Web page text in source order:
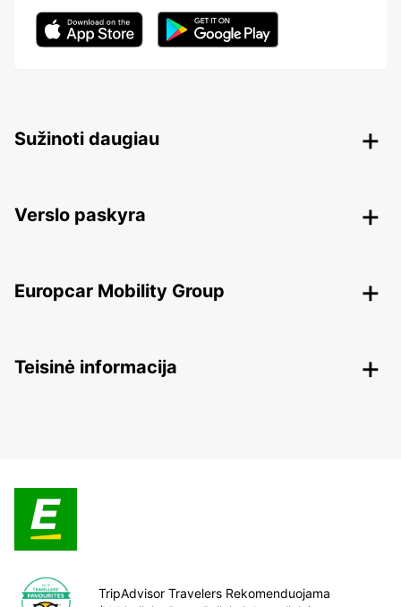
Sužinoti daugiau
Verslo paskyra
Europcar Mobility Group
Teisinė informacija
TripAdvisor Travelers Rekomenduojama